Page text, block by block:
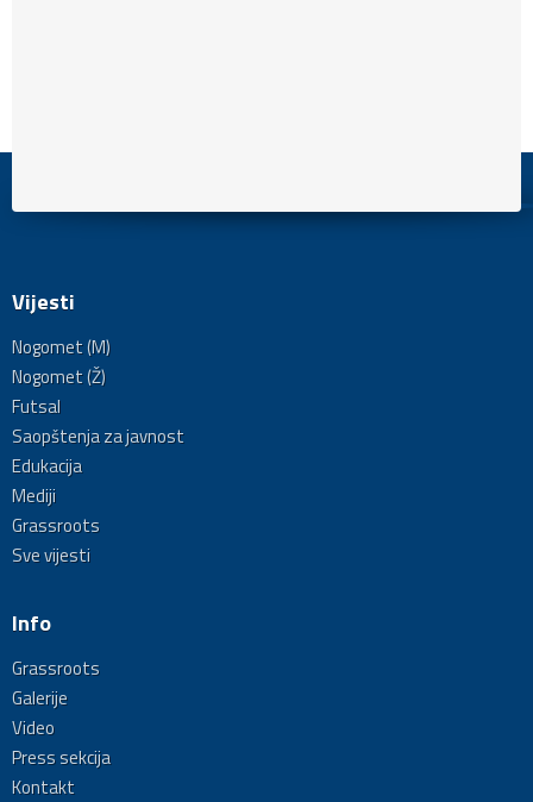
Vijesti
Nogomet (M)
Nogomet (Ž)
Futsal
Saopštenja za javnost
Edukacija
Mediji
Grassroots
Sve vijesti
Info
Grassroots
Galerije
Video
Press sekcija
Kontakt